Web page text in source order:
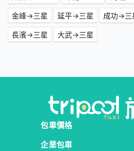
金峰→三星
延平→三星 成功→三
長濱→三星
大武→三星
包車價格
企業包車